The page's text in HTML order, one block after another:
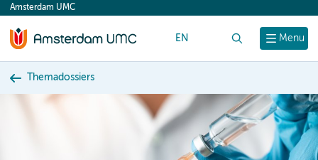
content
Menu
Amsterdam UMC
EN
Themadossiers